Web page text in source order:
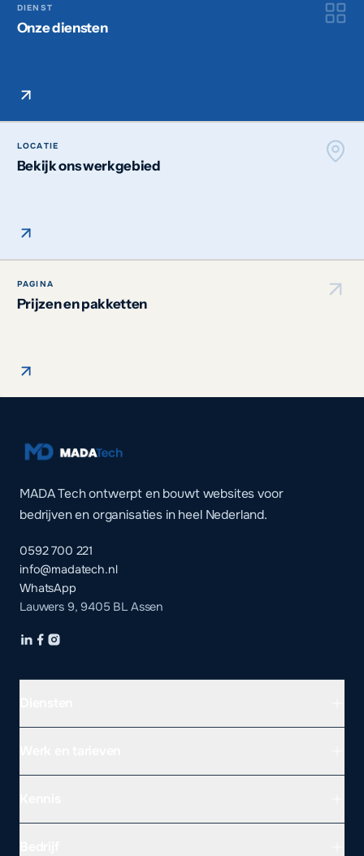
DIENST
Onze diensten
LOCATIE
Bekijk ons werkgebied
PAGINA
Prijzen en pakketten
MADA Tech ontwerpt en bouwt websites voor
bedrijven en organisaties in heel Nederland.
0592 700 221
info@madatech.nl
WhatsApp
Lauwers 9, 9405 BL Assen